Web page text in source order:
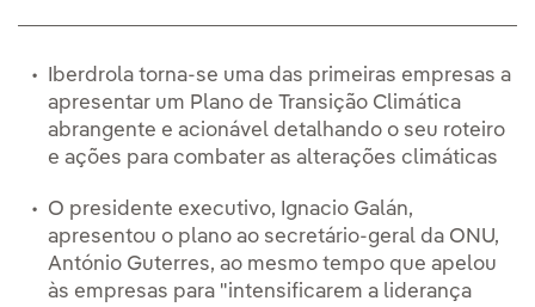
Iberdrola torna-se uma das primeiras empresas a
apresentar um Plano de Transição Climática
abrangente e acionável detalhando o seu roteiro
e ações para combater as alterações climáticas
O presidente executivo, Ignacio Galán,
apresentou o plano ao secretário-geral da ONU,
António Guterres, ao mesmo tempo que apelou
às empresas para "intensificarem a liderança